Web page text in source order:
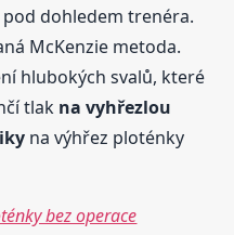
dohledem trenéra.
McKenzie metoda.
hlubokých svalů, které
tlak na vyhřezlou
na výhřez ploténky
bez operace